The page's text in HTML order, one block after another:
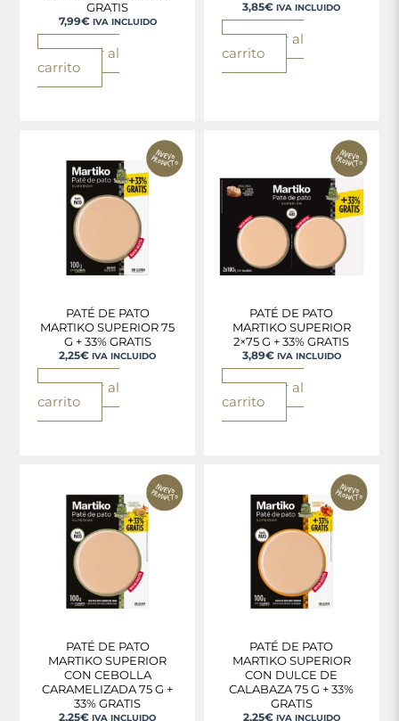
GRATIS
7,99€ IVA INCLUIDO
Añadir al
carrito
3,85€ IVA INCLUIDO
Añadir al
carrito
PATÉ DE PATO
MARTIKO SUPERIOR 75
G + 33% GRATIS
2,25€ IVA INCLUIDO
Añadir al
carrito
PATÉ DE PATO
MARTIKO SUPERIOR
2×75 G + 33% GRATIS
3,89€ IVA INCLUIDO
Añadir al
carrito
PATÉ DE PATO
MARTIKO SUPERIOR
CON CEBOLLA
CARAMELIZADA 75 G +
33% GRATIS
2,25€ IVA INCLUIDO
PATÉ DE PATO
MARTIKO SUPERIOR
CON DULCE DE
CALABAZA 75 G + 33%
GRATIS
2,25€ IVA INCLUIDO